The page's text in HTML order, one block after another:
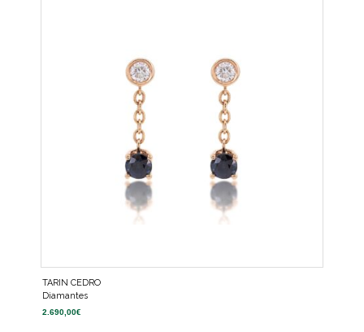
TARIN CEDRO
Diamantes
2.690,00€